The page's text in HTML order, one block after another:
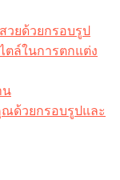
วยด้วยกรอบรูป
ล์ในการตกแต่ง
น
ด้วยกรอบรูปและ